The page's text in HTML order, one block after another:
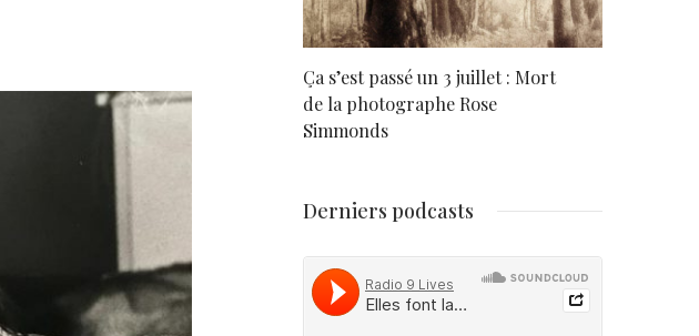
Ça s’est passé un 3 juillet : Mort
de la photographe Rose
Simmonds
Derniers podcasts